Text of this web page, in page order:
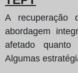
A recuperação
abordagem
afetado
Algumas